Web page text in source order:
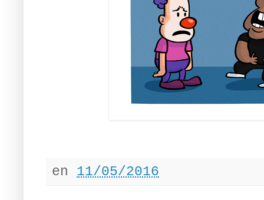
en 11/05/2016